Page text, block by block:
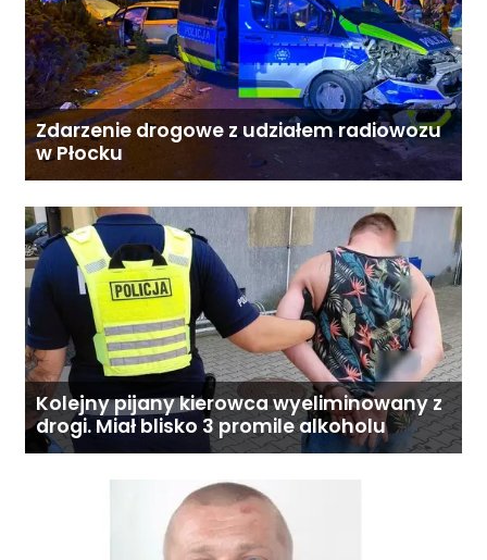
Zdarzenie drogowe z udziałem radiowozu
w Płocku
Kolejny pijany kierowca wyeliminowany z
drogi. Miał blisko 3 promile alkoholu